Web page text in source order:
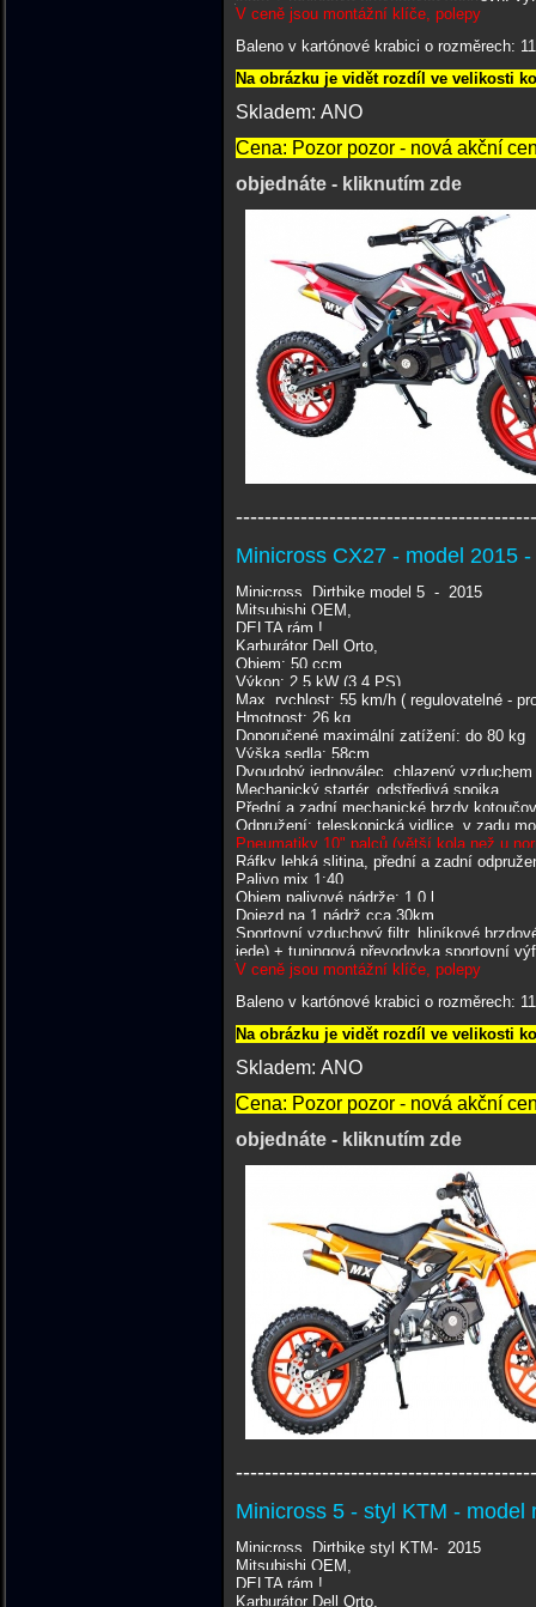
V ceně jsou montážní klíče, polepy
Baleno v kartónové krabici o rozměrech:
Na obrázku je vidět rozdíl ve velikosti
Skladem: ANO
Cena: Pozor pozor - nová akční
objednáte - kliknutím zde
Minicross CX27 - model 2015
Minicross, Dirtbike model 5 - 2015
Mitsubishi OEM,
DELTA rám !
Karburátor Dell Orto,
Objem: 50 ccm
Výkon: 2,5 kW (3.4 PS)
Max. rychlost: 55 km/h ( regulovatelné -
Hmotnost: 26 kg
Doporučené maximální zatížení: do 80 kg
Výška sedla: 58cm
Dvoudobý jednoválec, chlazený vzduchem
Mechanický startér, odstředivá spojka
Přední a zadní mechanické brzdy
Odpružení: teleskopická vidlice, v zadu
Pneumatiky 10" palců (větší kola než u
Ráfky lehká slitina, přední a zadní
Palivo mix 1:40
Objem palivové nádrže: 1,0 l
Dojezd na 1 nádrž cca 30km
Sportovní vzduchový filtr, hliníkové
jede) + tuningová převodovka sportovní
V ceně jsou montážní klíče, polepy
Baleno v kartónové krabici o rozměrech:
Na obrázku je vidět rozdíl ve velikosti
Skladem: ANO
Cena: Pozor pozor - nová akční
objednáte - kliknutím zde
Minicross 5 - styl KTM - model
Minicross, Dirtbike styl KTM- 2015
Mitsubishi OEM,
DELTA rám !
Karburátor Dell Orto,